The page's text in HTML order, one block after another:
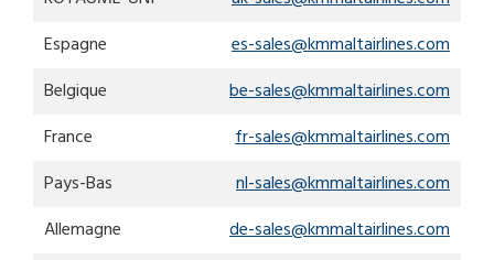
Touch
device
users
can
touch
swipe
Espagne
es-sales@kmmaltairlines.com
Belgique
be-sales@kmmaltairlines.com
France
fr-sales@kmmaltairlines.com
Pays-Bas
nl-sales@kmmaltairlines.com
Allemagne
de-sales@kmmaltairlines.com